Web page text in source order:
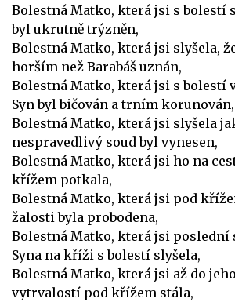
Bolestná Matko, která jsi s bolestí
byl ukrutně trýzněn,
Bolestná Matko, která jsi slyšela,
horším než Barabáš uznán,
Bolestná Matko, která jsi s bolestí
Syn byl bičován a trním korunován,
Bolestná Matko, která jsi slyšela
nespravedlivý soud byl vynesen,
Bolestná Matko, která jsi ho na
křížem potkala,
Bolestná Matko, která jsi pod
žalosti byla probodena,
Bolestná Matko, která jsi poslední
Syna na kříži s bolestí slyšela,
Bolestná Matko, která jsi až do
vytrvalostí pod křížem stála,